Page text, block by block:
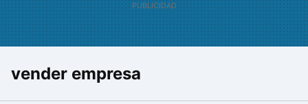
vender empresa